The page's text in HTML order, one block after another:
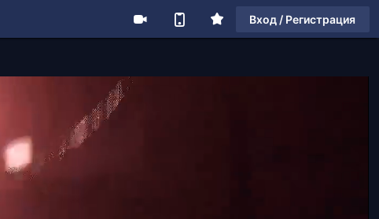
Вход / Регистрация